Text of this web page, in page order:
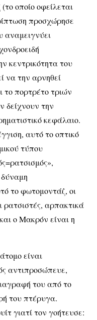
οποίο οφείλεται
προσχώρησε
αναμειγνύει
κεντρικότητα του
να την αρνηθεί
το πορτρέτο τριών
δείχνουν την
κεφάλαιο.
αυτό το οπτικό
τύπου
δύναμη
το φωτομοντάζ, οι
ρατσιστές, αρπακτικά
ο Μακρόν είναι η
είναι
αντιπροσώπευε,
του από το
του πτέρυγα.
γιατί τον γοήτευσε: